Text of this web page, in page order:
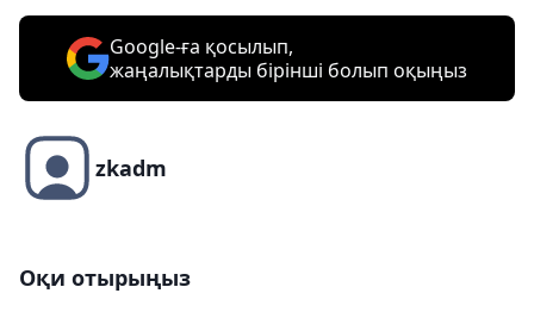
Google-ға қосылып,
жаңалықтарды бірінші болып оқыңыз
zkadm
Оқи отырыңыз